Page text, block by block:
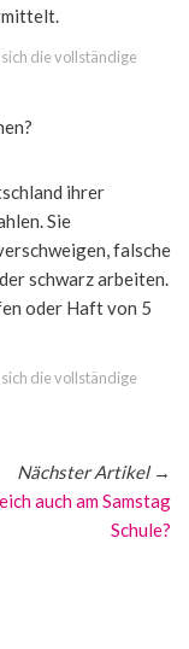
sich die vollständige
ihrer
Sie
falsche
schwarz arbeiten.
oder Haft von 5
sich die vollständige
Nächster Artikel→
auch am Samstag
Schule?